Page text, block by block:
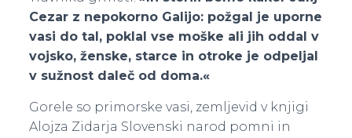
Cezar z nepokorno Galijo: požgal je uporne
vasi do tal, poklal vse moške ali jih oddal v
vojsko, ženske, starce in otroke je odpeljal
v sužnost daleč od doma.«
Gorele so primorske vasi, zemljevid v knjigi
Alojza Zidarja Slovenski narod pomni in